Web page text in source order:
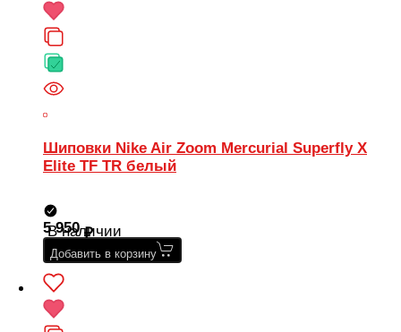
Шиповки Nike Air Zoom Mercurial Superfly X
Elite TF TR белый
В наличии
5 950
Добавить в корзину